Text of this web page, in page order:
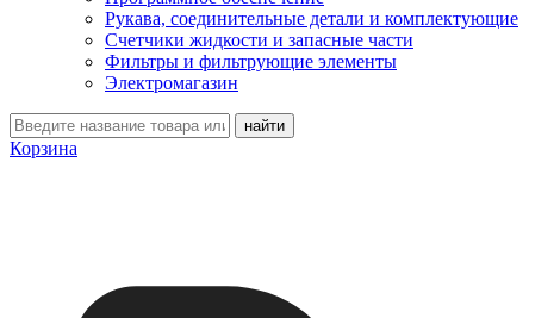
Рукава, соединительные детали и комплектующие
Счетчики жидкости и запасные части
Фильтры и фильтрующие элементы
Электромагазин
Корзина